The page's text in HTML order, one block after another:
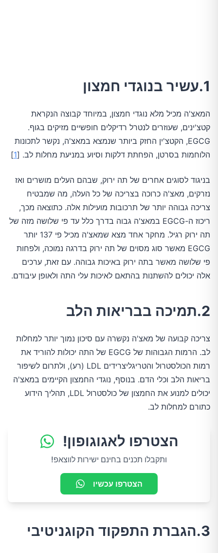
1.עשיר בנוגדי חמצון
המאצ'ה מכיל מלא נוגדי חמצון, במיוחד קבוצה הנקראת
קטצ'ינים, שעוזרים לנטרל רדיקלים חופשיים מזיקים בגוף.
EGCG, הקטצ'ין החזק ביותר שנמצא במאצ'ה, נקשר לתכונות
הלוחמות בסרטן, הפחתת דלקות וסיוע במניעת מחלות לב. [1
]
בניגוד לסוגים אחרים של תה ירוק, שבהם העלים מושרים ואז
נזרקים, מאצ'ה כרוכה בצריכה של כל העלה, מה שמבטיח
צריכה גבוהה יותר של תרכובות מועילות אלה. כתוצאה מכך,
ריכוז ה-EGCG במאצ'ה גבוה בדרך כלל עד פי שלושה מזה של
תה ירוק רגיל. מחקר אחד מצא שמאצ'ה מכיל פי 137 יותר
EGCG מאשר סוג מסוים של תה ירוק בדרגה נמוכה, ולפחות
פי שלושה מאשר בתה ירוק באיכות גבוהה. עם זאת, ערכים
אלה יכולים להשתנות בהתאם לאיכות עלי התה ולאופן עיבודם.
2.תמיכה בבריאות הלב
צריכה קבועה של מאצ'ה נקשרה עם סיכון נמוך יותר למחלות
לב. הרמות הגבוהות של EGCG של התה יכולות להוריד את
רמות הכולסטרול והטריגליצרידים LDL (רע), ולתרום לשיפור
בריאות הלב וכלי הדם. בנוסף, נוגדי החמצון הקיימים במאצ'ה
יכולים למנוע את החמצון של כולסטרול LDL, תהליך הידוע
כתורם למחלות לב.
הצטרפו לאגוגופון!
ותקבלו תכנים בחינם ישירות לווצאפ!
הצטרפו עכשיו
3.הגברת התפקוד הקוגניטיבי